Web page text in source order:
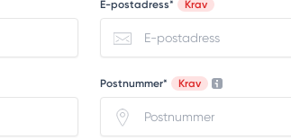
E-postadress* Krav
Postnummer* Krav